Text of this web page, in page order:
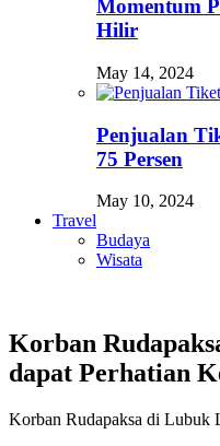
Momentum
Hilir
May 14, 2024
Penjualan
75 Persen
May 10, 2024
Travel
Budaya
Wisata
Korban
dapat Perhatian
Korban Rudapaksa di Lubuk